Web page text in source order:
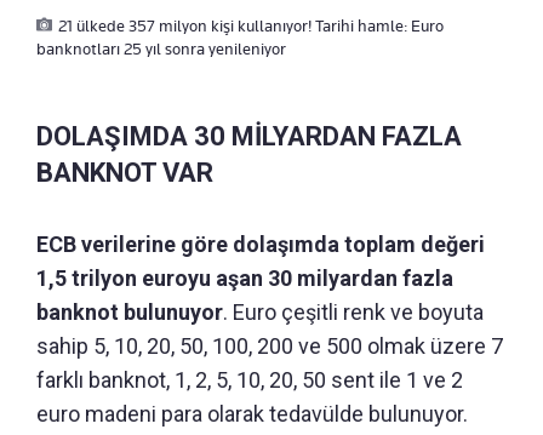
21 ülkede 357 milyon kişi kullanıyor! Tarihi hamle: Euro
banknotları 25 yıl sonra yenileniyor
DOLAŞIMDA 30 MİLYARDAN FAZLA
BANKNOT VAR
ECB verilerine göre dolaşımda toplam değeri
1,5 trilyon euroyu aşan 30 milyardan fazla
banknot bulunuyor. Euro çeşitli renk ve boyuta
sahip 5, 10, 20, 50, 100, 200 ve 500 olmak üzere 7
farklı banknot, 1, 2, 5, 10, 20, 50 sent ile 1 ve 2
euro madeni para olarak tedavülde bulunuyor.